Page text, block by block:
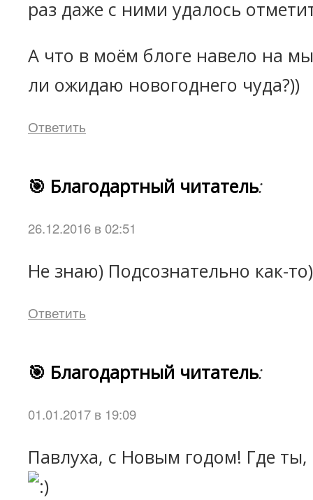
раз даже с ними удалось
А что в моём блоге навело на
ли ожидаю новогоднего чуда?))
Ответить
🎯 Благодартный читатель:
26.12.2016 в 02:51
Не знаю) Подсознательно как-то)
Ответить
🎯 Благодартный читатель:
01.01.2017 в 19:09
Павлуха, с Новым годом! Где ты,